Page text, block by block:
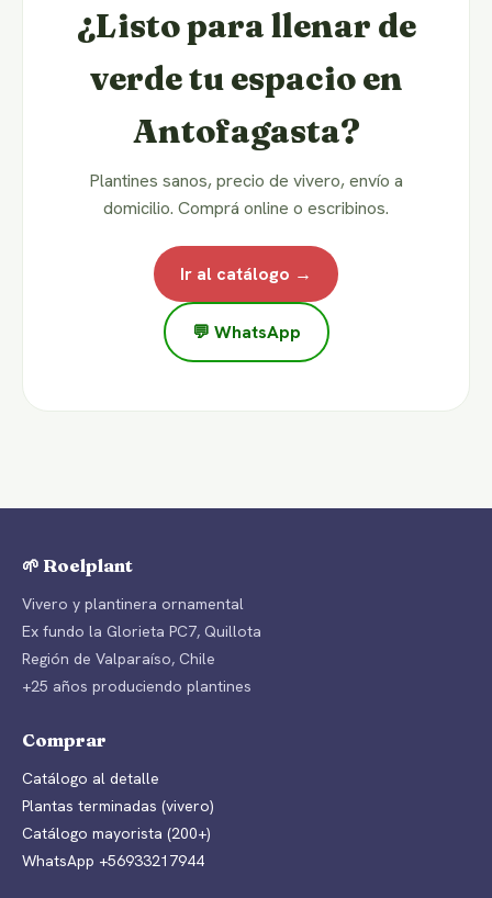
¿Listo para llenar de
verde tu espacio en
Antofagasta?
Plantines sanos, precio de vivero, envío a
domicilio. Comprá online o escribinos.
Ir al catálogo →
💬 WhatsApp
🌱 Roelplant
Vivero y plantinera ornamental
Ex fundo la Glorieta PC7, Quillota
Región de Valparaíso, Chile
+25 años produciendo plantines
Comprar
Catálogo al detalle
Plantas terminadas (vivero)
Catálogo mayorista (200+)
WhatsApp +56933217944